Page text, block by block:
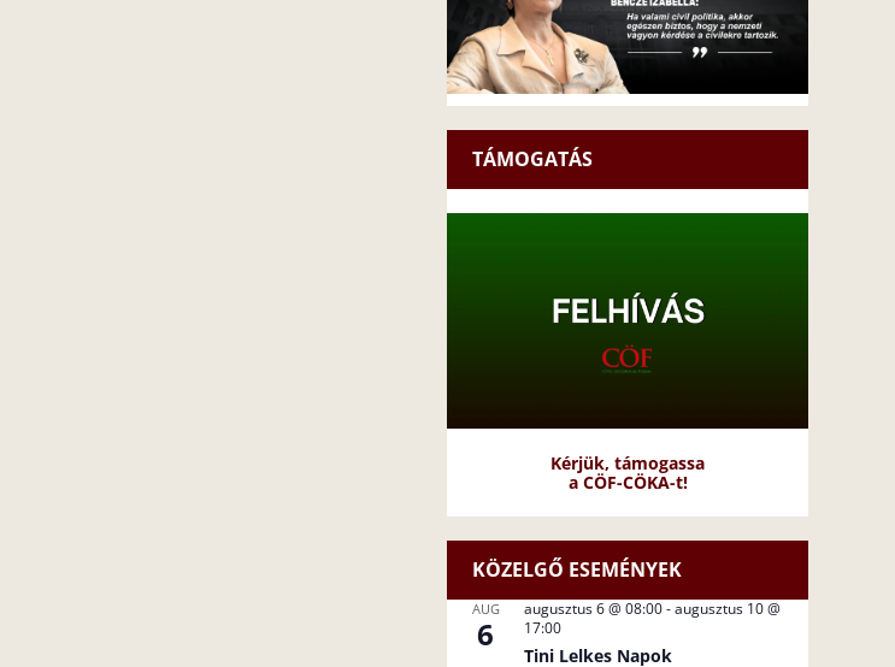
TÁMOGATÁS
Kérjük, támogassa
a CÖF-CÖKA-t!
KÖZELGŐ ESEMÉNYEK
AUG
6
augusztus 6 @ 08:00-augusztus 10 @
17:00
Tini Lelkes Napok